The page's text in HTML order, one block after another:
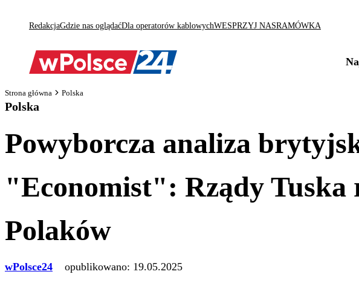
RedakcjaGdzie nas oglądaćDla operatorów kablowychWESPRZYJ NASRAMÓWKA
Strona główna Polska
Polska
Powyborcza analiza
"Economist": Rządy Tuska
Polaków
wPolsce24 opublikowano: 19.05.2025